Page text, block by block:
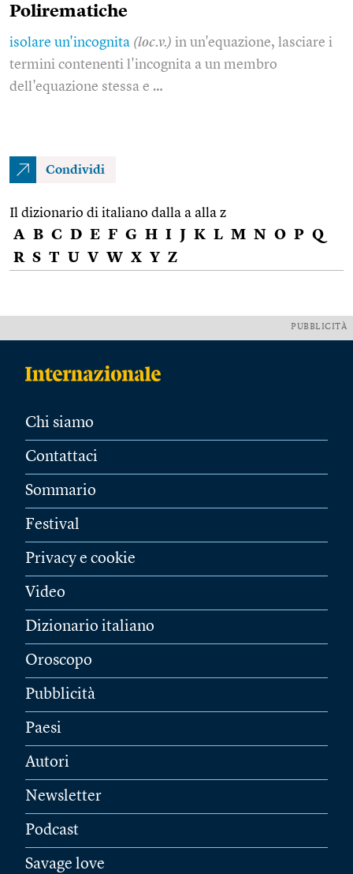
Polirematiche
isolare un'incognita (loc.v.) in un'equazione, lasciare i
termini contenenti l'incognita a un membro
dell'equazione stessa e …
Condividi
Il dizionario di italiano dalla a alla z
A B C D E F G H I J K L M N O P Q
R S T U V W X Y Z
PUBBLICITÀ
Chi siamo
Contattaci
Sommario
Festival
Privacy e cookie
Video
Dizionario italiano
Oroscopo
Pubblicità
Paesi
Autori
Newsletter
Podcast
Savage love